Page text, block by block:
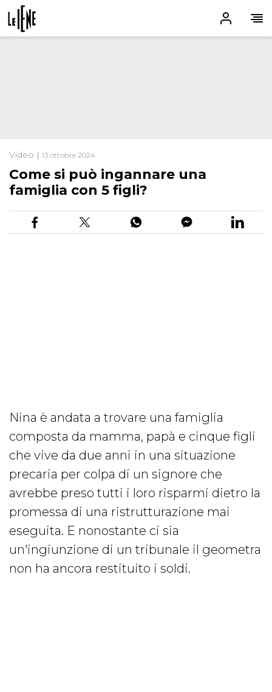
Video | 13 ottobre 2024
Come si può ingannare una
famiglia con 5 figli?
Nina è andata a trovare una famiglia
composta da mamma, papà e cinque figli
che vive da due anni in una situazione
precaria per colpa di un signore che
avrebbe preso tutti i loro risparmi dietro la
promessa di una ristrutturazione mai
eseguita. E nonostante ci sia
un'ingiunzione di un tribunale il geometra
non ha ancora restituito i soldi.